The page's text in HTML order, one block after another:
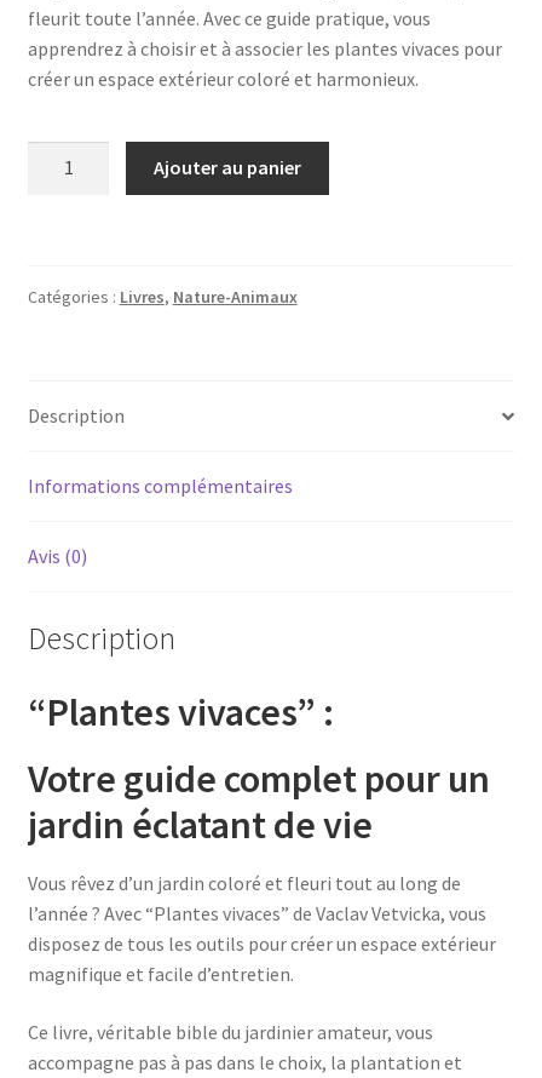
fleurit toute l’année. Avec ce guide pratique, vous
apprendrez à choisir et à associer les plantes vivaces pour
créer un espace extérieur coloré et harmonieux.
Ajouter au panier
Catégories : Livres, Nature-Animaux
Description
Informations complémentaires
Avis (0)
Description
“Plantes vivaces” :
Votre guide complet pour un
jardin éclatant de vie
Vous rêvez d’un jardin coloré et fleuri tout au long de
l’année ? Avec “Plantes vivaces” de Vaclav Vetvicka, vous
disposez de tous les outils pour créer un espace extérieur
magnifique et facile d’entretien.
Ce livre, véritable bible du jardinier amateur, vous
accompagne pas à pas dans le choix, la plantation et